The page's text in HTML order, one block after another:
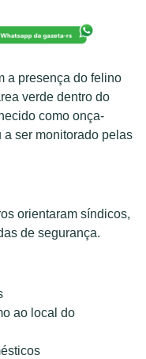
a presença do felino
verde dentro do
como onça-
a ser monitorado pelas
orientaram síndicos,
de segurança.
ao local do